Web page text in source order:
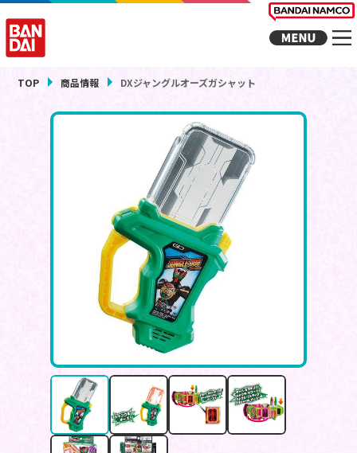
TOP 商品情報 DXジャングルオーズガシャット